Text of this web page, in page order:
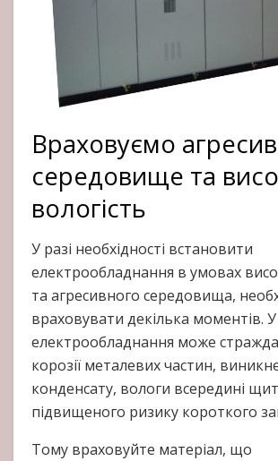
Враховуємо
середовище та
вологість
У разі необхідності встановити
електрообладнання в умовах
та агресивного середовища,
враховувати декілька моментів.
електрообладнання може
корозії металевих частин,
конденсату, вологи всередині
підвищеного ризику короткого
Тому враховуйте матеріал, що